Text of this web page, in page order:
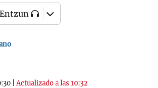
|Actualizado a las 10:32
Entzun